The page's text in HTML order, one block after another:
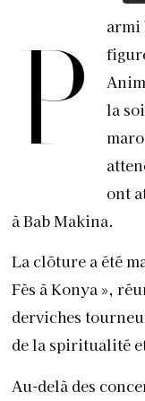
P
armi
la
ont
à Bab Makina.
La clôture a été
Fès à Konya »,
derviches
de la spiritualité
Au-delà des